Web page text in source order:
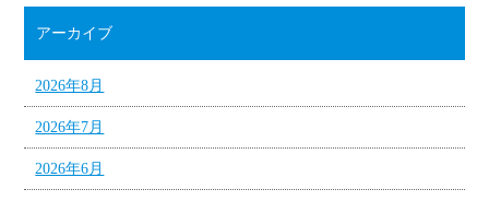
アーカイブ
2026年8月
2026年7月
2026年6月